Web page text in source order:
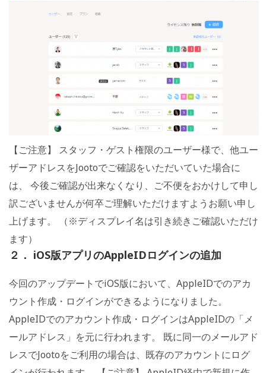
【ご注意】 スタッフ・ゲスト権限のユーザー様で、他ユー
ザーアドレスをJootoでご確認をいただいていた場合に
は、 今後ご確認が出来なくなり、ご不便をおかけして申し
訳ございませんが何卒ご理解いただけますようお願い申し
上げます。 （※ディスプレイ名は引き続きご確認いただけ
ます）
２． iOS版アプリのAppleIDログインの追加
今回のアップデートでiOS版において、AppleIDでのアカ
ウント作成・ログインができるようになりました。
AppleIDでのアカウント作成・ログインはAppleIDの「メ
ールアドレス」を元に行われます。 既に同一のメールアド
レスでJootoをご利用の場合は、既存のアカウントにログ